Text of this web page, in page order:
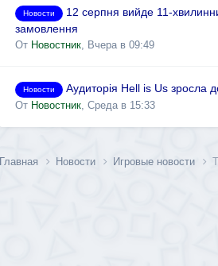
Новости
12 серпня вийде 11-
замовлення
От Новостник, Вчера в 09:49
Новости
Аудиторія Hell is Us зросла
От Новостник, Среда в 15:33
Главная Новости Игровые новости